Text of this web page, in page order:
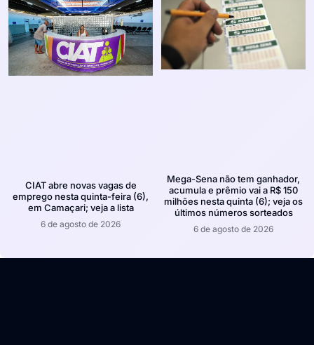
CIAT abre novas vagas de
emprego nesta quinta-feira (6),
em Camaçari; veja a lista
6 de agosto de 2026
Mega-Sena não tem ganhador,
acumula e prêmio vai a R$ 150
milhões nesta quinta (6); veja os
últimos números sorteados
6 de agosto de 2026